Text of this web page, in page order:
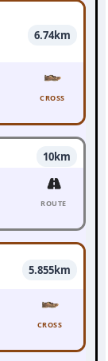
6.74km
CROSS
10km
ROUTE
5.855km
CROSS